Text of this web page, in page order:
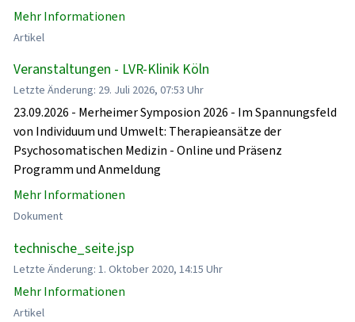
Mehr Informationen
Artikel
Veranstaltungen - LVR-Klinik Köln
Letzte Änderung: 29. Juli 2026, 07:53 Uhr
23.09.2026 - Merheimer Symposion 2026 - Im Spannungsfeld
von Individuum und Umwelt: Therapieansätze der
Psychosomatischen Medizin - Online und Präsenz
Programm und Anmeldung
Mehr Informationen
Dokument
technische_seite.jsp
Letzte Änderung: 1. Oktober 2020, 14:15 Uhr
Mehr Informationen
Artikel